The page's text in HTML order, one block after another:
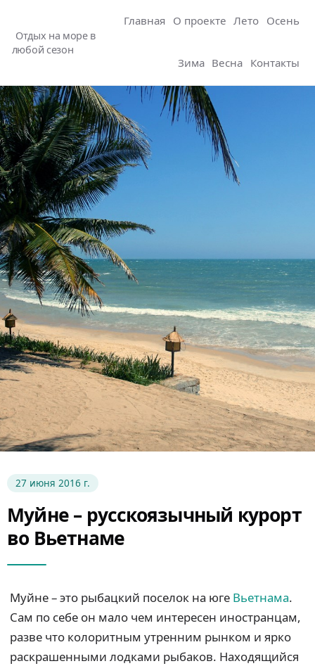
Отдых на море в
любой сезон
Главная О проекте Лето Осень
Зима Весна Контакты
27 июня 2016 г.
Муйне – русскоязычный курорт
во Вьетнаме
Муйне – это рыбацкий поселок на юге Вьетнама.
Сам по себе он мало чем интересен иностранцам,
разве что колоритным утренним рынком и ярко
раскрашенными лодками рыбаков. Находящийся